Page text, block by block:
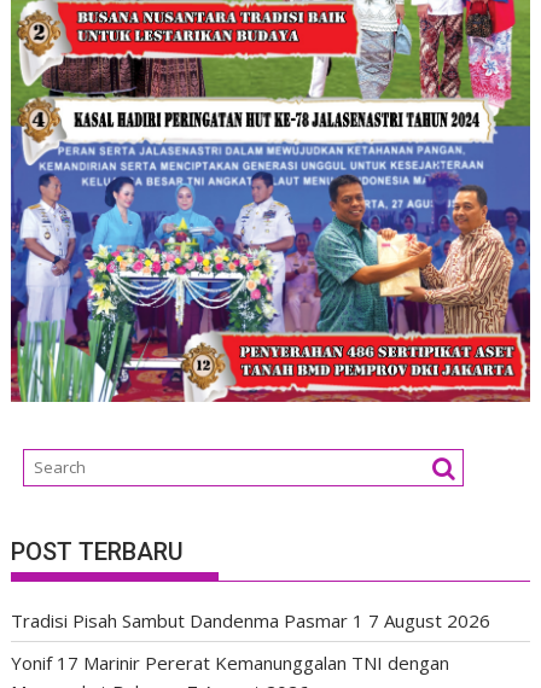
POST TERBARU
Tradisi Pisah Sambut Dandenma Pasmar 1 7 August 2026
Yonif 17 Marinir Pererat Kemanunggalan TNI dengan